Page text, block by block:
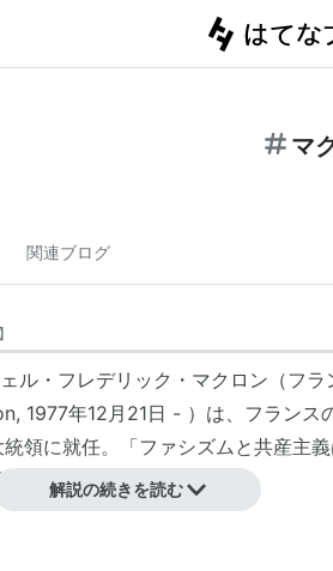
マ
関連ブログ
】
ル・フレデリック・マクロン（フ
1977年12月21日 - ）は、フランス
領に就任。「ファシズムと共産主
るなど中道派に位置する。
解説の続きを読む